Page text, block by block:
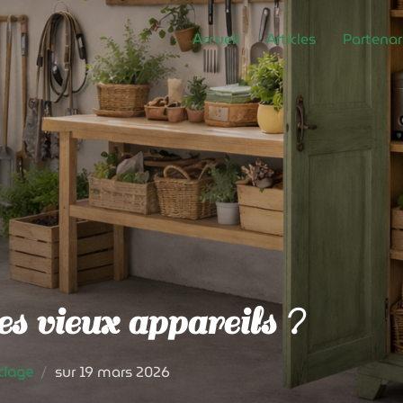
Accueil Articles
vieux appareils ?
sur Publié
19 mars 2026